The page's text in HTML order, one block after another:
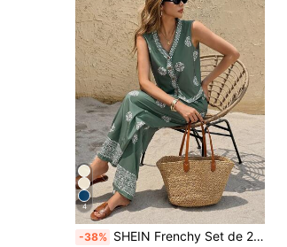
4
-38% SHEIN Frenchy Set de 2 bucăți de vestă și pantaloni cu imprimeu ocazional pentru femei